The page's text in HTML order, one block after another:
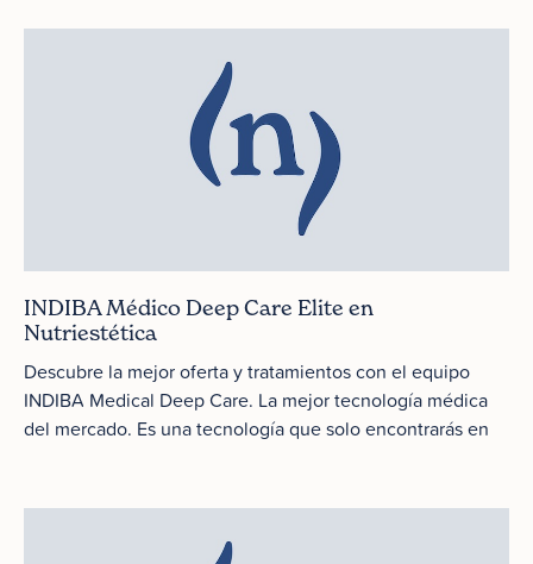
INDIBA Médico Deep Care Elite en
Nutriestética
Descubre la mejor oferta y tratamientos con el equipo
INDIBA Medical Deep Care. La mejor tecnología médica
del mercado. Es una tecnología que solo encontrarás en